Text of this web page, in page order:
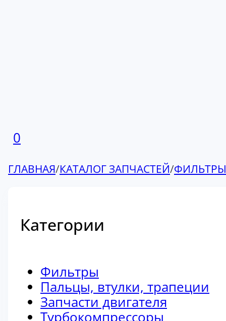
0
ГЛАВНАЯ/КАТАЛОГ ЗАПЧАСТЕЙ/ФИЛЬТРЫ
Категории
Фильтры
Пальцы, втулки, трапеции
Запчасти двигателя
Турбокомпрессоры